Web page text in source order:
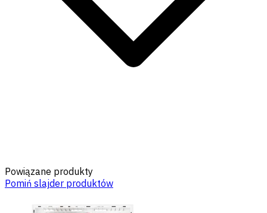
Powiązane produkty
Pomiń slajder produktów